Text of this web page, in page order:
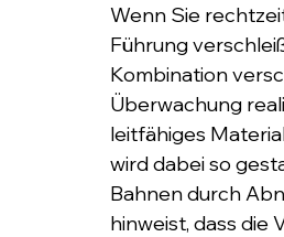
Wenn Sie
Führung
Kombination
Überwachung
leitfähiges
wird dabei so
Bahnen durch
hinweist, dass die